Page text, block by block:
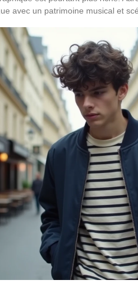
avec un patrimoine musical et